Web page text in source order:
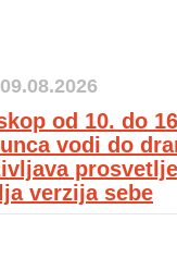
09.08.2026
od 10. do
vodi do
verzija sebe